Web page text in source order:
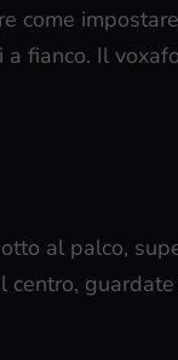
come
fianco. Il
al palco,
centro,